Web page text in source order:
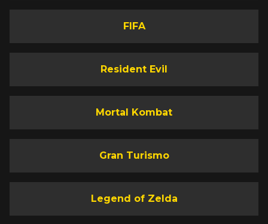
FIFA
Resident Evil
Mortal Kombat
Gran Turismo
Legend of Zelda